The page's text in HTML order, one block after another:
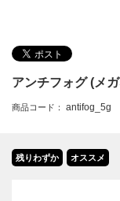
アンチフォグ (メ
商品コード： antifog_5g
残りわずか オススメ